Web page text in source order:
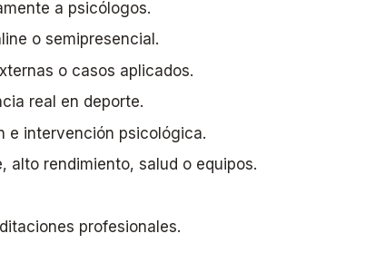
a psicólogos.
o semipresencial.
o casos aplicados.
real en deporte.
e intervención psicológica.
alto rendimiento, salud o equipos.
profesionales.